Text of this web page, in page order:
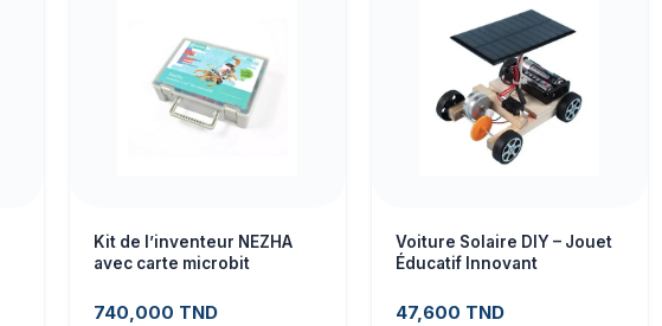
Kit de l’inventeur NEZHA
avec carte microbit
740,000 TND
Voiture Solaire DIY – Jouet
Éducatif Innovant
47,600 TND